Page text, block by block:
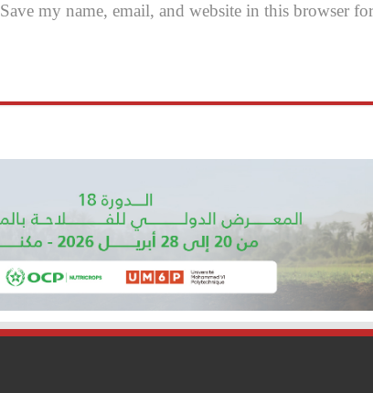
Save my name, email, and website in this browser